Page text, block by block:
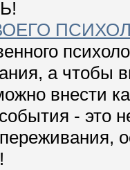
а чтобы
внести
- это